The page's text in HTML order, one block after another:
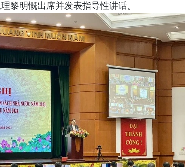
黎明慨出席并发表指导性讲话。